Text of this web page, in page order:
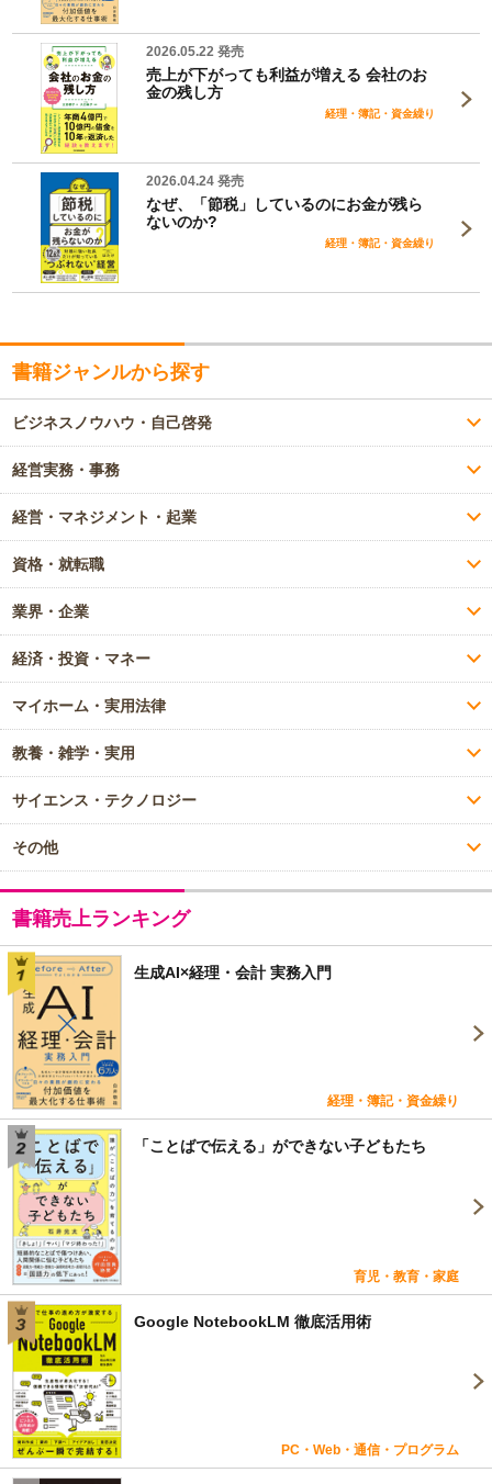
2026.05.22 発売
売上が下がっても利益が増える 会社のお
金の残し方
経理・簿記・資金繰り
2026.04.24 発売
なぜ、「節税」しているのにお金が残ら
ないのか?
経理・簿記・資金繰り
書籍ジャンルから探す
ビジネスノウハウ・自己啓発
経営実務・事務
経営・マネジメント・起業
資格・就転職
業界・企業
経済・投資・マネー
マイホーム・実用法律
教養・雑学・実用
サイエンス・テクノロジー
その他
書籍売上ランキング
生成AI×経理・会計 実務入門
経理・簿記・資金繰り
「ことばで伝える」ができない子どもたち
育児・教育・家庭
Google NotebookLM 徹底活用術
PC・Web・通信・プログラム